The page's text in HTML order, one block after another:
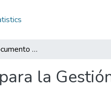
Diagnóstico - Documento Guía para la Gestión Eficiente de los Procesos Contractuales
la